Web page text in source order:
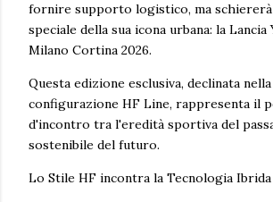
fornire supporto logistico, ma schiererà
speciale della sua icona urbana: la
Milano Cortina 2026.
Questa edizione esclusiva, declinata
configurazione HF Line, rappresenta il
d'incontro tra l'eredità sportiva del
sostenibile del futuro.
Lo Stile HF incontra la Tecnologia Ibrida